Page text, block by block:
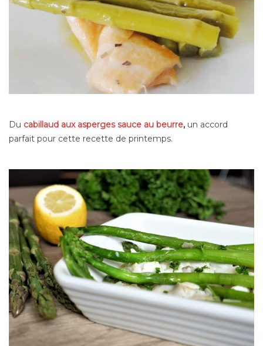
Du cabillaud aux asperges sauce au beurre, un accord
parfait pour cette recette de printemps.